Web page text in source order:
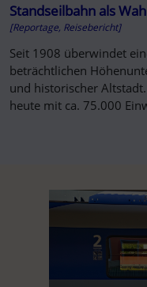
Standseilbahn als
[Reportage, Reisebericht]
Seit 1908 überwindet
beträchtlichen
und historischer
heute mit ca. 75.000